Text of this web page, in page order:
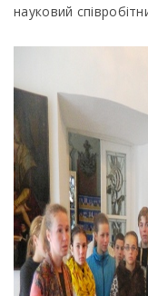
науковий